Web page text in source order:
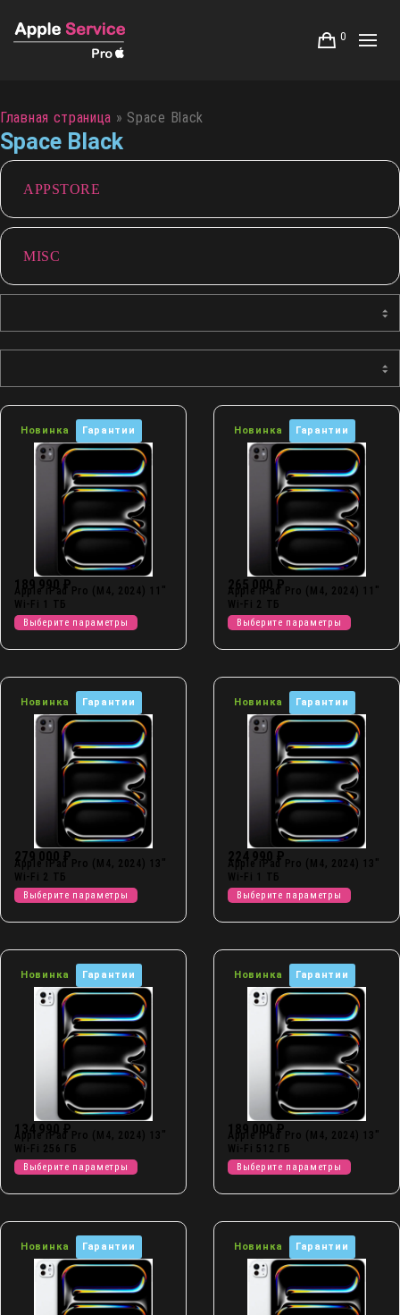
0
Главная страница » Space Black
Space Black
APPSTORE
MISC
Новинка Гарантии
189 990 ₽
Apple iPad Pro (M4, 2024) 11″
Wi-Fi 1 ТБ
Выберите параметры
Новинка Гарантии
265 000 ₽
Apple iPad Pro (M4, 2024) 11″
Wi-Fi 2 ТБ
Выберите параметры
Новинка Гарантии
279 000 ₽
Apple iPad Pro (M4, 2024) 13″
Wi-Fi 2 ТБ
Выберите параметры
Новинка Гарантии
224 990 ₽
Apple iPad Pro (M4, 2024) 13″
Wi-Fi 1 ТБ
Выберите параметры
Новинка Гарантии
134 990 ₽
Apple iPad Pro (M4, 2024) 13″
Wi-Fi 256 ГБ
Выберите параметры
Новинка Гарантии
189 000 ₽
Apple iPad Pro (M4, 2024) 13″
Wi-Fi 512 ГБ
Выберите параметры
Новинка Гарантии Новинка Гарантии